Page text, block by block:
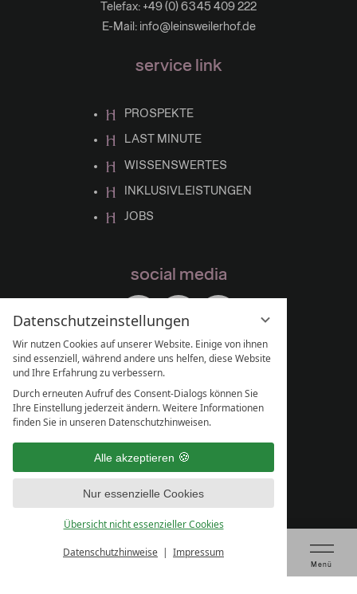
Datenschutzeinstellungen
Wir nutzen Cookies auf unserer Website. Einige von ihnen
sind essenziell, während andere uns helfen, diese Website
und Ihre Erfahrung zu verbessern.
Durch erneuten Aufruf des Consent-Dialogs können Sie
Ihre Einstellung jederzeit ändern. Weitere Informationen
finden Sie in unseren Datenschutzhinweisen.
Alle akzeptieren
Nur essenzielle Cookies
Übersicht nicht essenzieller Cookies
Datenschutzhinweise Impressum
Menü
Telefax: +49 (0) 6345 409 222
E-Mail: info@leinsweilerhof.de
service link
PROSPEKTE
LAST MINUTE
WISSENSWERTES
INKLUSIVLEISTUNGEN
JOBS
social media